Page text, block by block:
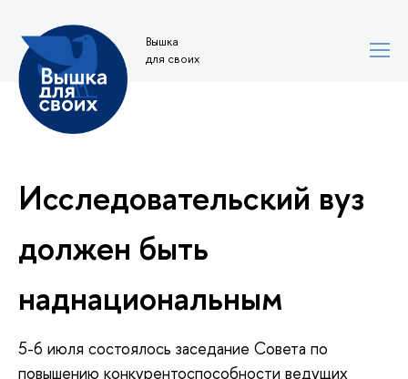
Вышка
для своих
Исследовательский вуз
должен быть
наднациональным
5-6 июля состоялось заседание Совета по
повышению конкурентоспособности ведущих